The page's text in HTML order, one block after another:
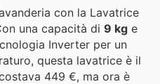
con la Lavatrice
una capacità di 9 kg e
Inverter per un
questa lavatrice è il
449 €, ma ora è